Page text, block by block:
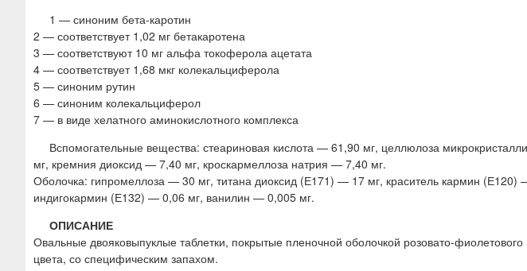
1 — синоним бета-каротин
2 — соответствует 1,02 мг бетакаротена
3 — соответствуют 10 мг альфа токоферола ацетата
4 — соответствует 1,68 мкг колекальциферола
5 — синоним рутин
6 — синоним колекальциферол
7 — в виде хелатного аминокислотного комплекса
Вспомогательные вещества: стеариновая кислота — 61,90 мг, целлюлоза
мг, кремния диоксид — 7,40 мг, кроскармеллоза натрия — 7,40 мг.
Оболочка: гипромеллоза — 30 мг, титана диоксид (Е171) — 17 мг, краситель кармин (Е120)
индигокармин (Е132) — 0,06 мг, ванилин — 0,005 мг.
ОПИСАНИЕ
Овальные двояковыпуклые таблетки, покрытые пленочной оболочкой розовато-
цвета, со специфическим запахом.